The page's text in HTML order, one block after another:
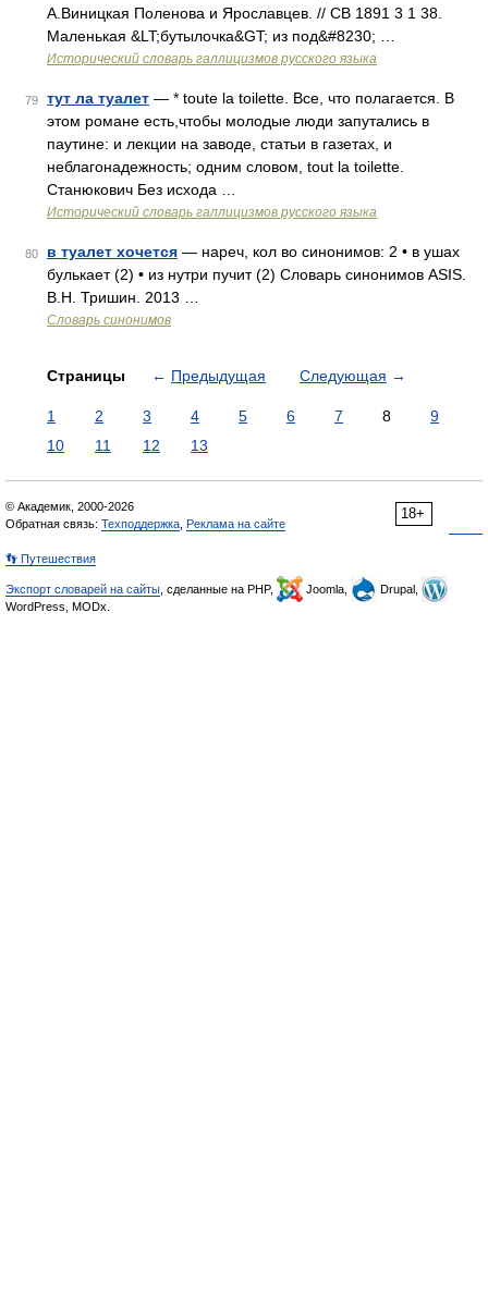
А.Виницкая Поленова и Ярославцев. // СВ 1891 3 1 38.
Маленькая &LT;бутылочка&GT; из под&#8230; …
Исторический словарь галлицизмов русского языка
79 тут ла туалет — * toute la toilette. Все, что полагается. В
этом романе есть,чтобы молодые люди запутались в
паутине: и лекции на заводе, статьи в газетах, и
неблагонадежность; одним словом, tout la toilette.
Станюкович Без исхода …
Исторический словарь галлицизмов русского языка
80 в туалет хочется — нареч, кол во синонимов: 2 • в ушах
булькает (2) • из нутри пучит (2) Словарь синонимов ASIS.
В.Н. Тришин. 2013 …
Словарь синонимов
Страницы ← Предыдущая Следующая →
1 2 3 4 5 6 7 8
9
10
11 12 13
18+
© Академик, 2000-2026
Обратная связь: Техподдержка Реклама на сайте
👣 Путешествия
Экспорт словарей на сайты , сделанные на PHP, Joomla,
Drupal,
WordPress, MODx.